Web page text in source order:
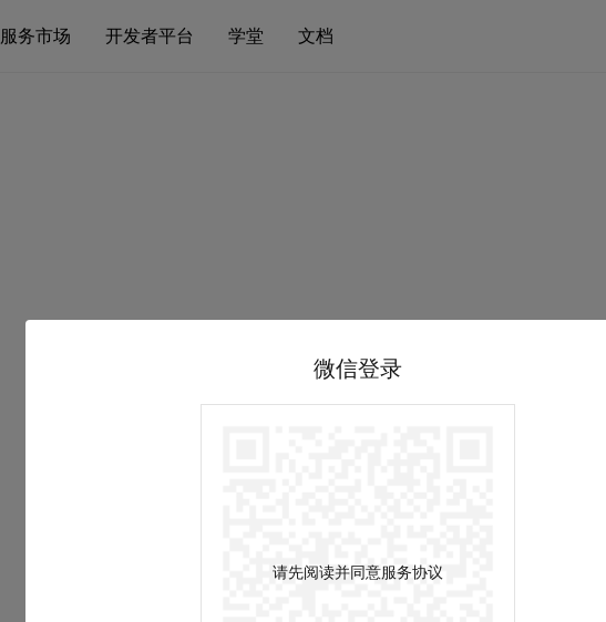
服务市场 开发者平台 学堂 文档
微信登录
请先阅读并同意服务协议